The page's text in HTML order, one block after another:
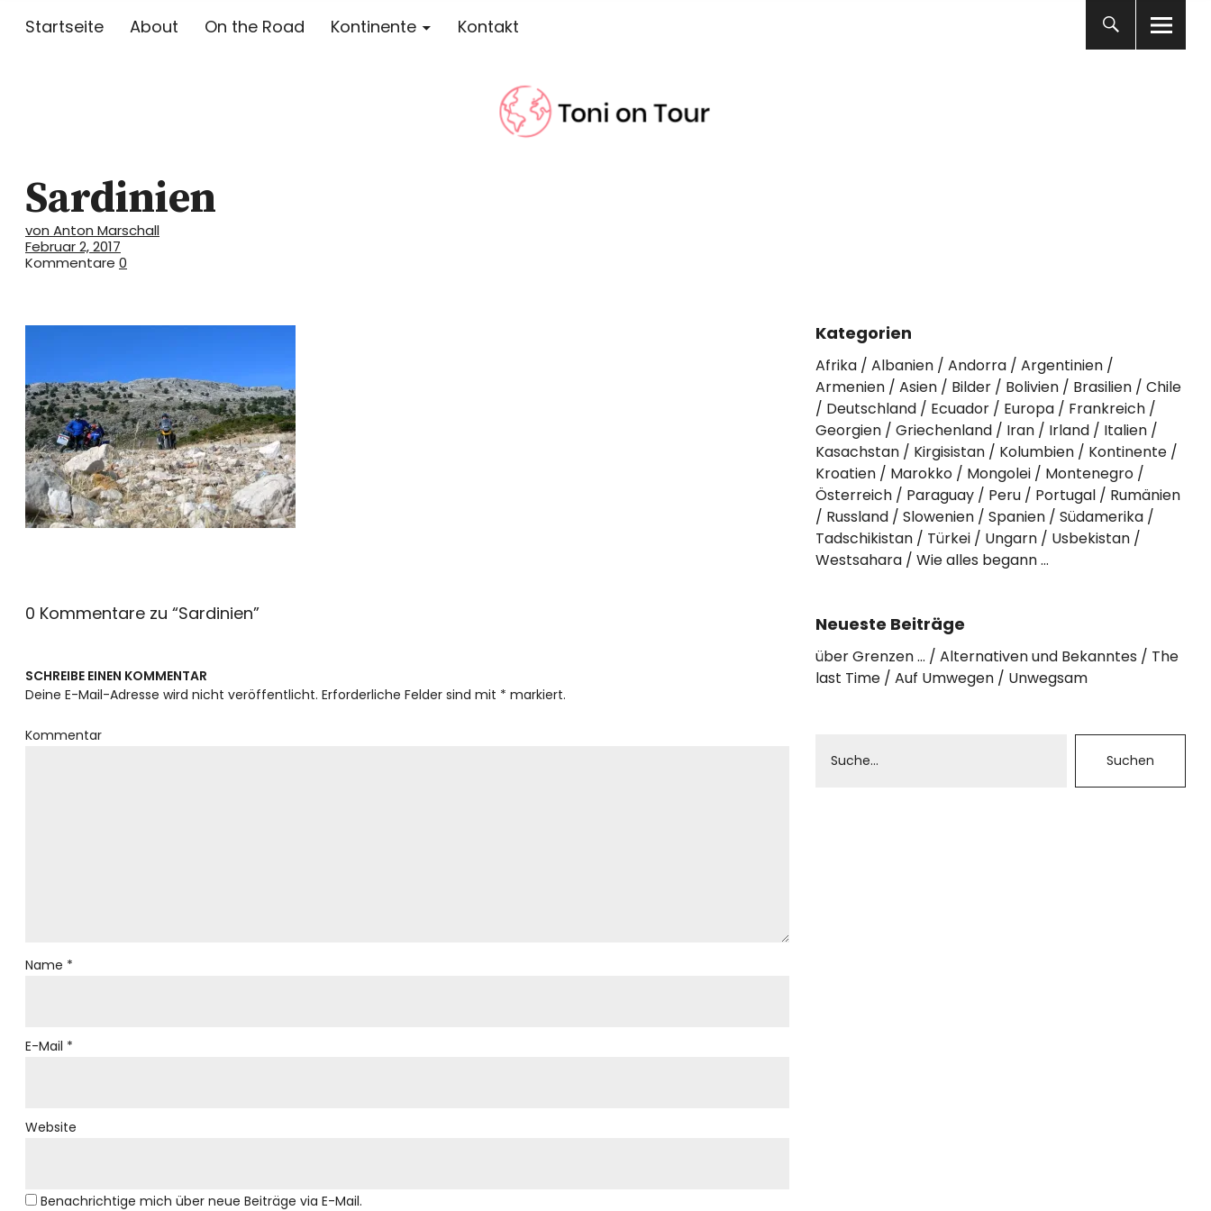
Startseite About On the Road Kontinente Kontakt
TONI MARSCHALL AUF REISEN
Sardinien
von Anton Marschall
Februar 2, 2017
Kommentare 0
0 Kommentare zu “Sardinien”
SCHREIBE EINEN KOMMENTAR
Deine E-Mail-Adresse wird nicht veröffentlicht. Erforderliche Felder sind mit * markiert.
Kommentar
Name *
E-Mail *
Website
Benachrichtige mich über neue Beiträge via E-Mail.
Kategorien
Afrika Albanien Andorra
Argentinien
Armenien
Asien Bilder Bolivien Brasilien
Chile
Deutschland
Ecuador Europa
Frankreich
Georgien
Griechenland Iran Irland
Italien
Kasachstan
Kirgisistan Kolumbien
Kontinente
Kroatien
Marokko Mongolei
Montenegro
Österreich
Paraguay Peru Portugal
Rumänien
Russland
Slowenien Spanien
Südamerika
Tadschikistan
Türkei Ungarn
Usbekistan
Westsahara
Wie alles begann …
Neueste Beiträge
über Grenzen … Alternativen und Bekanntes
The
last Time
Auf Umwegen Unwegsam